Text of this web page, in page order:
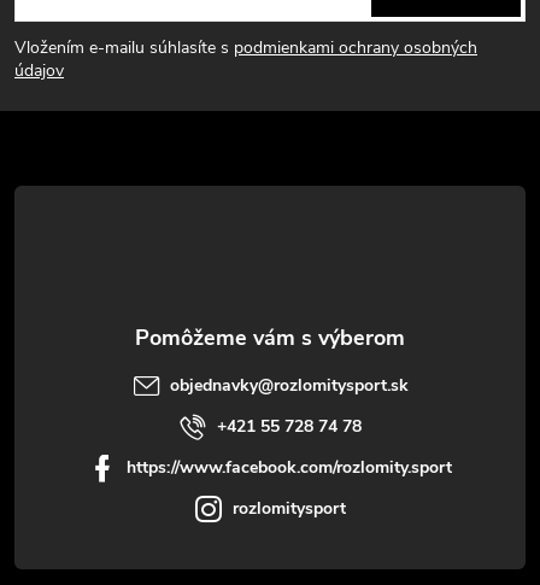
á
p
t
Vložením e-mailu súhlasíte s podmienkami ochrany osobných
údajov
objednavky@rozlomitysport.sk
+421 55 728 74 78
https://www.facebook.com/rozlomity.sport
rozlomitysport